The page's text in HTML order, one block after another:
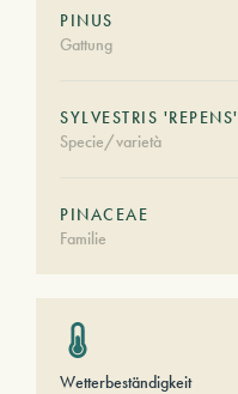
PINUS
Gattung
SYLVESTRIS 'REPENS'
Specie/varietà
PINACEAE
Familie
Wetterbeständigkeit